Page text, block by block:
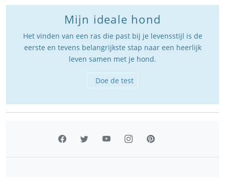
Mijn ideale hond
Het vinden van een ras die past bij je levensstijl is de
eerste en tevens belangrijkste stap naar een heerlijk
leven samen met je hond.
Doe de test